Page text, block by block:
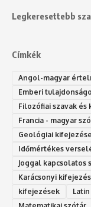
Legkeresettebb
Címkék
Angol-magyar
Emberi
Filozófiai szavak
Francia - magyar
Geológiai
Időmértékes
Joggal kapcsolatos
Karácsonyi
kifejezések